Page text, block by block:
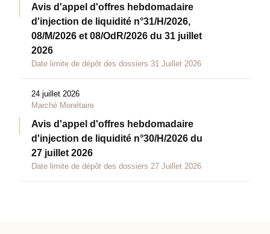
Avis d'appel d'offres hebdomadaire
d'injection de liquidité n°31/H/2026,
08/M/2026 et 08/OdR/2026 du 31 juillet
2026
Date limite de dépôt des dossiers 31 Juillet 2026
24 juillet 2026
Marché Monétaire
Avis d'appel d'offres hebdomadaire
d'injection de liquidité n°30/H/2026 du
27 juillet 2026
Date limite de dépôt des dossiers 27 Juillet 2026